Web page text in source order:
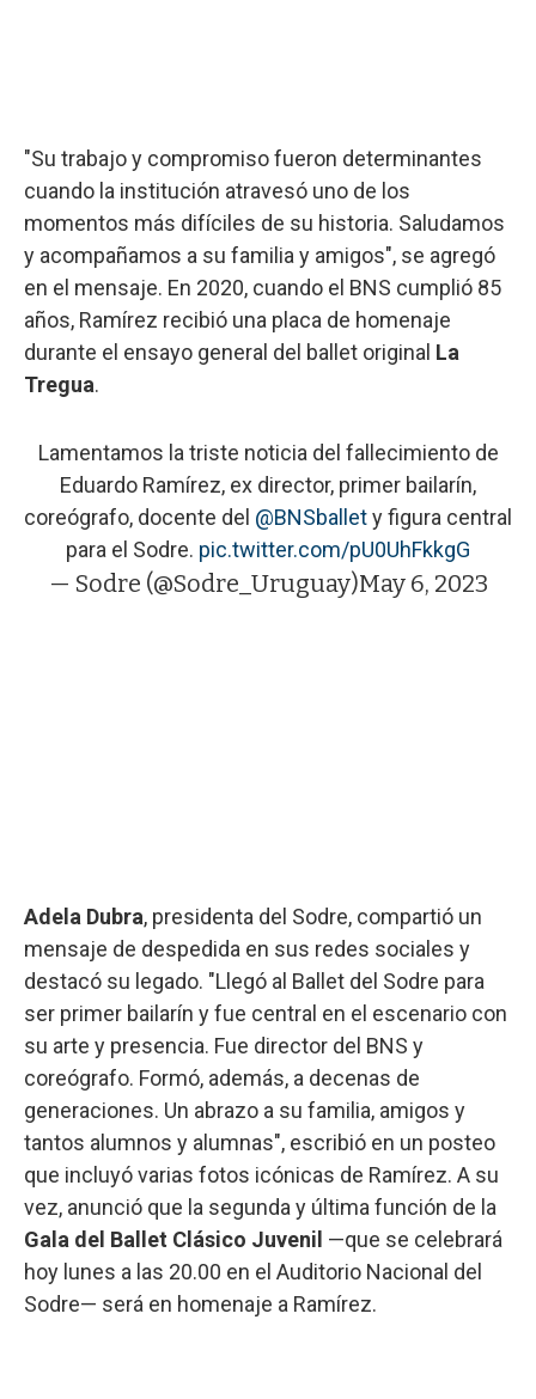
"Su trabajo y compromiso fueron determinantes
cuando la institución atravesó uno de los
momentos más difíciles de su historia. Saludamos
y acompañamos a su familia y amigos", se agregó
en el mensaje. En 2020, cuando el BNS cumplió 85
años, Ramírez recibió una placa de homenaje
durante el ensayo general del ballet original La
Tregua.
Lamentamos la triste noticia del fallecimiento de
Eduardo Ramírez, ex director, primer bailarín,
coreógrafo, docente del @BNSballety figura central
para el Sodre. pic.twitter.com/pU0UhFkkgG
— Sodre (@Sodre_Uruguay)May 6, 2023
Adela Dubra, presidenta del Sodre, compartió un
mensaje de despedida en sus redes sociales y
destacó su legado. "Llegó al Ballet del Sodre para
ser primer bailarín y fue central en el escenario con
su arte y presencia. Fue director del BNS y
coreógrafo. Formó, además, a decenas de
generaciones. Un abrazo a su familia, amigos y
tantos alumnos y alumnas", escribió en un posteo
que incluyó varias fotos icónicas de Ramírez. A su
vez, anunció que la segunda y última función de la
Gala del Ballet Clásico Juvenil —que se celebrará
hoy lunes a las 20.00 en el Auditorio Nacional del
Sodre— será en homenaje a Ramírez.